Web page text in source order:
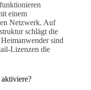
einem
Netzwerk. Auf
schlägt die
sind
Lizenzen die